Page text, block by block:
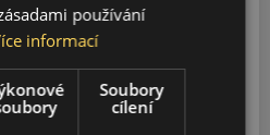
používání
informací
Soubory
cílení